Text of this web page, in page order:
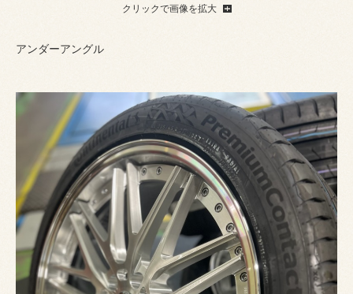
クリックで画像を拡大
アンダーアングル